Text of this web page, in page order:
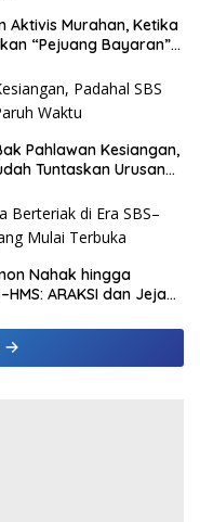
Aktivis Murahan, Ketika
“Pejuang Bayaran”
Pahlawan Kesiangan,
Tuntaskan Urusan
Nahak hingga
ARAKSI dan Jejak